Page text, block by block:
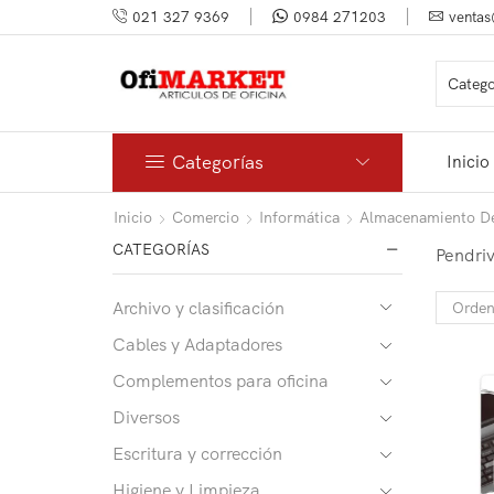
021 327 9369 0984 271203
Categorías Inicio
Inicio Comercio Informática Almacenamiento
CATEGORÍAS
Archivo y clasificación
Cables y Adaptadores
Complementos para oficina
Diversos
Escritura y corrección